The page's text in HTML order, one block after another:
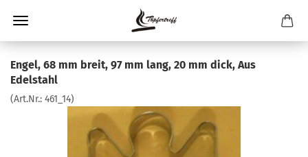
Engel, 68 mm breit, 97 mm lang, 20 mm dick, Aus
Edelstahl
(Art.Nr.: 461_14)